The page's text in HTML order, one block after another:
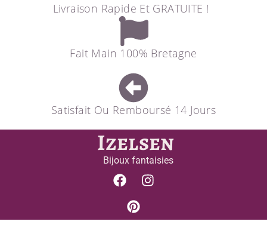
Livraison Rapide Et GRATUITE !
Fait Main 100% Bretagne
Satisfait Ou Remboursé 14 Jours
Izelsen
Bijoux fantaisies